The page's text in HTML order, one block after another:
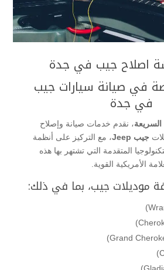
اصلاح جيب في جدة
في صيانة سيارات جيب
في جدة
، نقدم خدمات صيانة وإصلاح
جيب Jeep
، مع التركيز على أنظمة
المتقدمة التي تشتهر بها هذه
الأمريكية القوية.
موديلات جيب، بما في ذلك: